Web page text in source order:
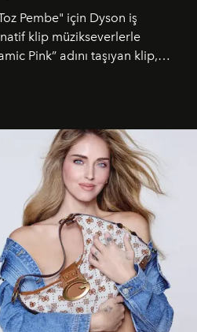
Pembe" için Dyson iş
klip müzikseverlerle
Pink” adını taşıyan klip,
çıkıyor.